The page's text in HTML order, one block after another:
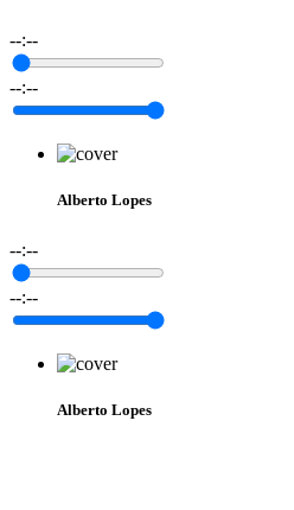
--:--
--:--
Alberto Lopes
--:--
--:--
Alberto Lopes